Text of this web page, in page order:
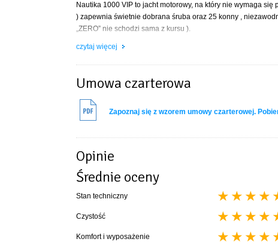
Nautika 1000 VIP to jacht motorowy, na który nie wymaga
) zapewnia świetnie dobrana śruba oraz 25 konny ,
„ZERO” nie schodzi sama z kursu ).
To jednostka o wysokim komforcie bytowania 6 -osobowej
Nautika 1000 to duży houseboat cieszący się ogromną
woda, instalacja 230 V, telewizor pozwala czuć się jak w domu
czytaj więcej
Umowa czarterowa
Zapoznaj się z wzorem umowy czarterowej.
Opinie
Średnie oceny
Stan techniczny
Czystość
Komfort i wyposażenie